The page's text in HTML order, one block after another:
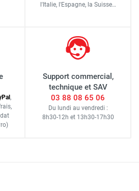
l'Italie, l'Espagne, la Suisse…
Pal,
,
Support commercial,
technique et SAV
03 88 08 65 06
Du lundi au vendredi :
8h30-12h et 13h30-17h30